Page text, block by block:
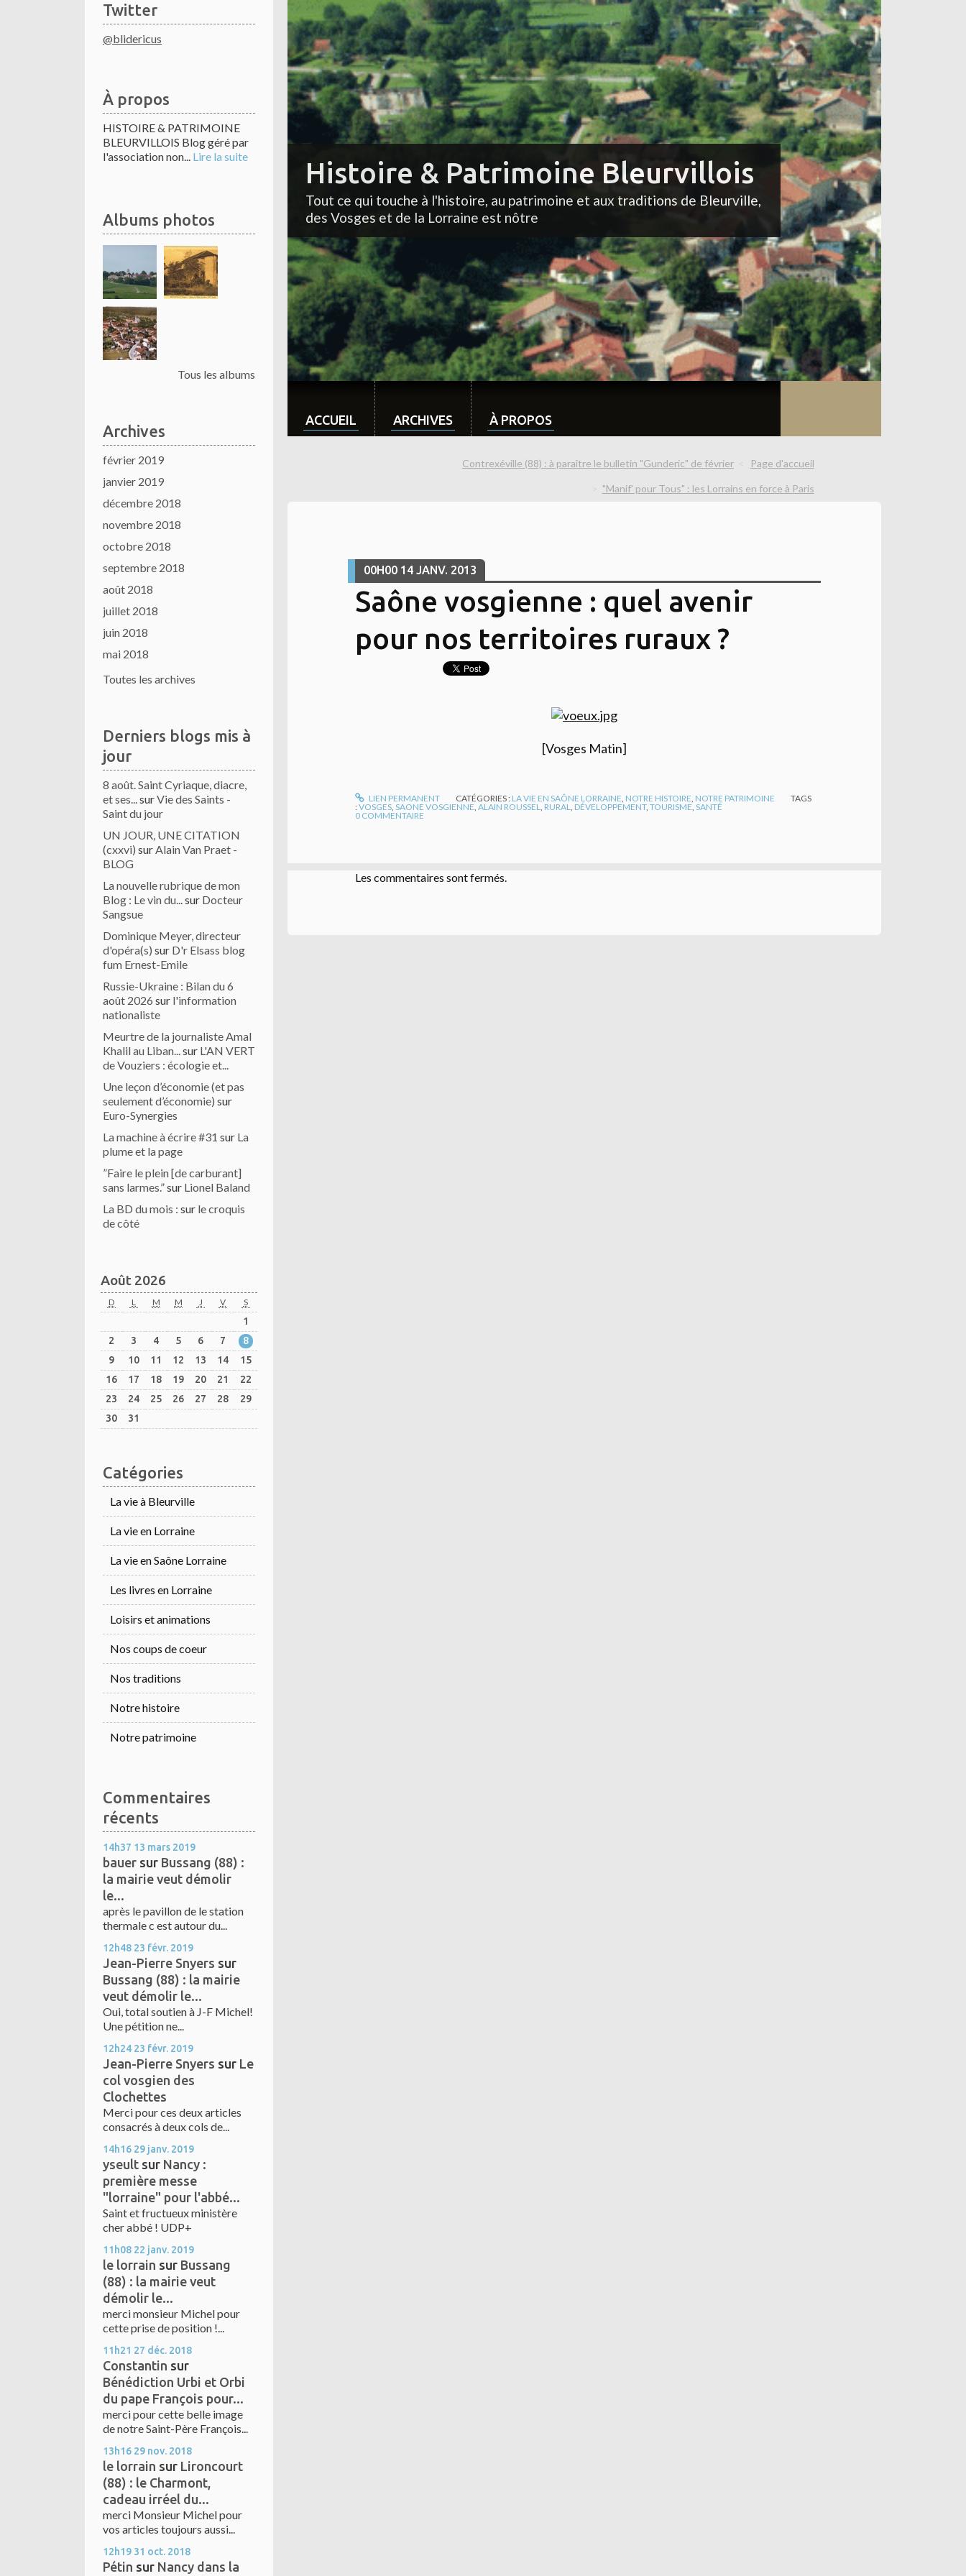
Twitter
@blidericus
À propos
HISTOIRE & PATRIMOINE
BLEURVILLOIS Blog géré par
l'association non... Lire la suite
Albums photos
Tous les albums
Archives
février 2019
janvier 2019
décembre 2018
novembre 2018
octobre 2018
septembre 2018
août 2018
juillet 2018
juin 2018
mai 2018
Toutes les archives
Derniers blogs mis à
jour
8 août. Saint Cyriaque, diacre,
et ses...surVie des Saints -
Saint du jour
UN JOUR, UNE CITATION
(cxxvi) surAlain Van Praet -
BLOG
La nouvelle rubrique de mon
Blog : Le vin du...sur Docteur
Sangsue
Dominique Meyer, directeur
d'opéra(s) sur D'r Elsass blog
fum Ernest-Emile
Russie-Ukraine : Bilan du 6
août 2026 sur l'information
nationaliste
Meurtre de la journaliste Amal
Khalil au Liban...sur L'AN VERT
de Vouziers : écologie et...
Une leçon d’économie (et pas
seulement d’économie) sur
Euro-Synergies
La machine à écrire #31 sur La
plume et la page
”Faire le plein [de carburant]
sans larmes.”sur Lionel Baland
La BD du mois : sur le croquis
de côté
Août 2026
D L M M J V S
1
2
3 4 5 6 7
8
9
10 11 12 13 14
15
16
17 18 19 20 21
22
23
24 25 26 27 28
29
30
31
Catégories
La vie à Bleurville
La vie en Lorraine
La vie en Saône Lorraine
Les livres en Lorraine
Loisirs et animations
Nos coups de coeur
Nos traditions
Notre histoire
Notre patrimoine
Commentaires
récents
14h37 13 mars 2019
bauer sur Bussang (88) :
la mairie veut démolir
le...
après le pavillon de le station
thermale c est autour du...
12h48 23 févr. 2019
Jean-Pierre Snyers sur
Bussang (88) : la mairie
veut démolir le...
Oui, total soutien à J-F Michel!
Une pétition ne...
12h24 23 févr. 2019
Jean-Pierre Snyers sur Le
col vosgien des
Clochettes
Merci pour ces deux articles
consacrés à deux cols de...
14h16 29 janv. 2019
yseult sur Nancy :
première messe
"lorraine" pour l'abbé...
Saint et fructueux ministère
cher abbé ! UDP+
11h08 22 janv. 2019
le lorrain sur Bussang
(88) : la mairie veut
démolir le...
merci monsieur Michel pour
cette prise de position !...
11h21 27 déc. 2018
Constantin sur
Bénédiction Urbi et Orbi
du pape François pour...
merci pour cette belle image
de notre Saint-Père François...
13h16 29 nov. 2018
le lorrain sur Lironcourt
(88) : le Charmont,
cadeau irréel du...
merci Monsieur Michel pour
vos articles toujours aussi...
12h19 31 oct. 2018
Pétin sur Nancy dans la
Histoire & Patrimoine Bleurvillois
Tout ce qui touche à l'histoire, au patrimoine et aux traditions de Bleurville,
des Vosges et de la Lorraine est nôtre
ACCUEIL ARCHIVES À PROPOS
Contrexéville (88) : à paraître le bulletin "Gunderic" de février Page d'accueil
"Manif' pour Tous" : les Lorrains en force à Paris
00H00 14 JANV. 2013
Saône vosgienne : quel avenir
pour nos territoires ruraux ?
[Vosges Matin]
LIEN PERMANENT CATÉGORIES : LA VIE EN SAÔNE LORRAINE NOTRE HISTOIRE NOTRE PATRIMOINE
TAGS
:VOSGES SAONE VOSGIENNE ALAIN ROUSSEL RURAL DÉVELOPPEMENT, TOURISME SANTÉ
0 COMMENTAIRE
Les commentaires sont fermés.